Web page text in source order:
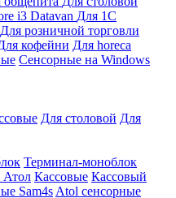
i3 Datavan Для 1С
Для розничной торговли
кофейни Для horeca
Сенсорные на Windows
Для столовой Для
Терминал-моноблок
Атол Кассовые Кассовый
Sam4s Atol сенсорные